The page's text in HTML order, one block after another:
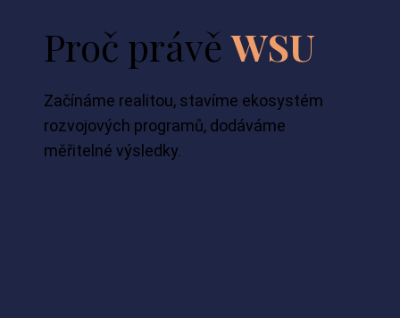
Proč právěWSU
Začínáme realitou, stavíme ekosystém
rozvojových programů, dodáváme
měřitelné výsledky.